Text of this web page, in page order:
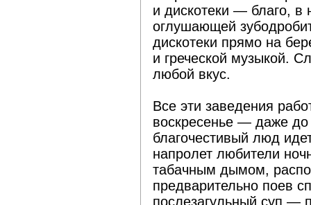
и дискотеки — благо, в
оглушающей
дискотеки прямо на
и греческой музыкой.
любой вкус.
Все эти заведения
воскресенье — даже до
благочестивый люд
напролет любители
табачным дымом,
предварительно поев
послезагульный суп —